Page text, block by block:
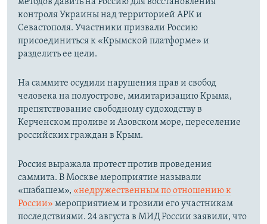
контроля Украины над территорией АРК и
Севастополя. Участники призвали Россию
присоединиться к «Крымской платформе» и
разделить ее цели.
На саммите осудили нарушения прав и свобод
человека на полуострове, милитаризацию Крыма,
препятствование свободному судоходству в
Керченском проливе и Азовском море, переселение
российских граждан в Крым.
Россия выражала протест против проведения
саммита. В Москве мероприятие называли
«шабашем», «недружественным по отношению к
России» мероприятием и грозили его участникам
последствиями. 24 августа в МИД России заявили, что